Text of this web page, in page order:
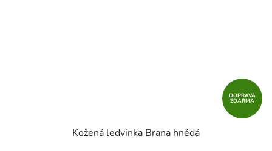
DOPRAVA
ZDARMA
Kožená ledvinka Brana hnědá